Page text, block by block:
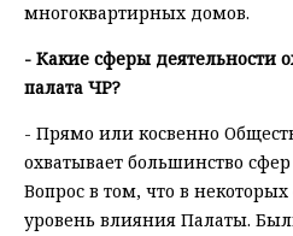
многоквартирных домов.
- Какие сферы деятельности
палата ЧР?
- Прямо или косвенно
охватывает большинство
Вопрос в том, что в
уровень влияния Палаты.